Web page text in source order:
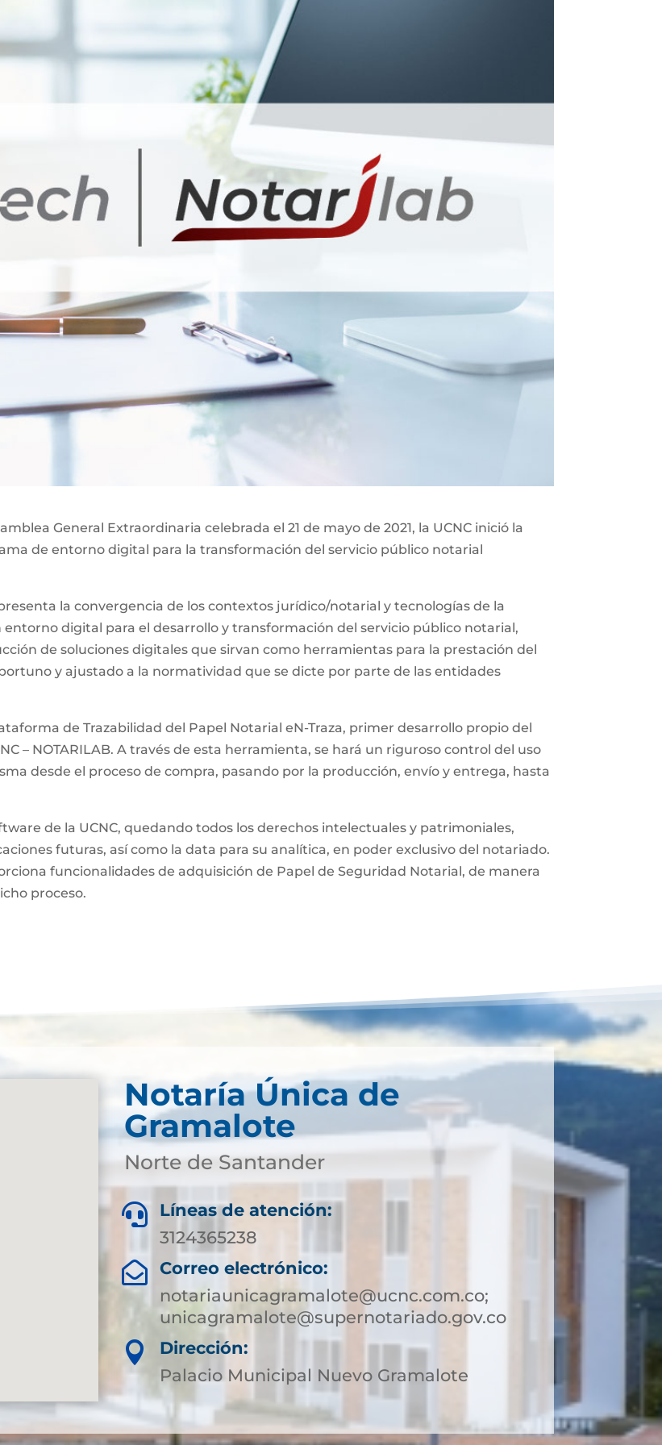
General Extraordinaria celebrada el 21 de mayo de 2021, la UCNC inició la
de entorno digital para la transformación del servicio público notarial
la convergencia de los contextos jurídico/notarial y tecnologías de la
digital para el desarrollo y transformación del servicio público notarial,
de soluciones digitales que sirvan como herramientas para la prestación del
y ajustado a la normatividad que se dicte por parte de las entidades
de Trazabilidad del Papel Notarial eN-Traza, primer desarrollo propio del
– NOTARILAB. A través de esta herramienta, se hará un riguroso control del uso
desde el proceso de compra, pasando por la producción, envío y entrega, hasta
de la UCNC, quedando todos los derechos intelectuales y patrimoniales,
futuras, así como la data para su analítica, en poder exclusivo del notariado.
funcionalidades de adquisición de Papel de Seguridad Notarial, de manera
proceso.
Notaría Única de
Gramalote
Norte de Santander

Líneas de atención:
3124365238

Correo electrónico:
notariaunicagramalote@ucnc.com.co;
unicagramalote@supernotariado.gov.co

Dirección:
Palacio Municipal Nuevo Gramalote